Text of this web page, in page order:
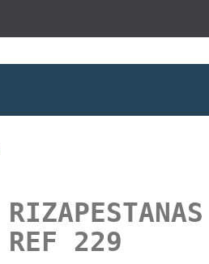
RIZAPESTANAS
REF 229